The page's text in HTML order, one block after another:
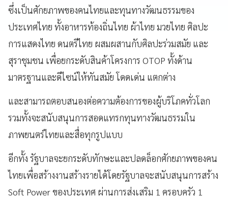
ซึ่งเป็นศักยภาพของคนไทยและทุนทางวัฒนธรรมของ
ประเทศไทย ทั้งอาหารท้องถิ่นไทย ผ้าไทย มวยไทย ศิลปะ
การแสดงไทย ดนตรีไทย ผสมผสานกับศิลปะร่วมสมัย และ
สุราชุมชน เพื่อยกระดับสินค้าโครงการ OTOP ทั้งด้าน
มาตรฐานและดีไซน์ให้ทันสมัย โดดเด่น แตกต่าง
และสามารถตอบสนองต่อความต้องการของผู้บริโภคทั่วโลก
รวมทั้งจะสนับสนุนการสอดแทรกทุนทางวัฒนธรรมใน
ภาพยนตร์ไทยและสื่อทุกรูปแบบ
อีกทั้ง รัฐบาลจะยกระดับทักษะและปลดล็อกศักยภาพของคน
ไทยเพื่อสร้างงานสร้างรายได้โดยรัฐบาลจะสนับสนุนการสร้าง
Soft Power ของประเทศ ผ่านการส่งเสริม 1 ครอบครัว 1